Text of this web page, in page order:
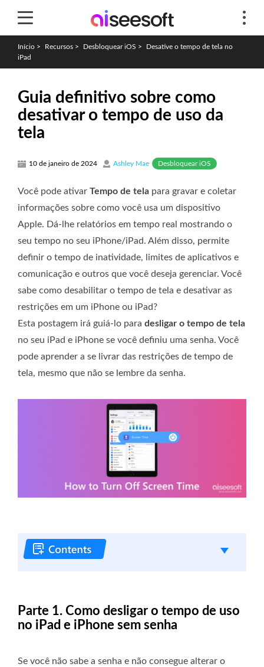
Início > Recursos > Desbloquear iOS >
Desative o tempo de tela no
iPad
Guia definitivo sobre como
desativar o tempo de uso da
tela
10 de janeiro de 2024 Ashley Mae Desbloquear iOS
Você pode ativar Tempo de tela para gravar e coletar
informações sobre como você usa um dispositivo
Apple. Dá-lhe relatórios em tempo real mostrando o
seu tempo no seu iPhone/iPad. Além disso, permite
definir o tempo de inatividade, limites de aplicativos e
comunicação e outros que você deseja gerenciar. Você
sabe como desabilitar o tempo de tela e desativar as
restrições em um iPhone ou iPad?
Esta postagem irá guiá-lo para desligar o tempo de tela
no seu iPad e iPhone se você definiu uma senha. Você
pode aprender a se livrar das restrições de tempo de
tela, mesmo que não se lembre da senha.
Parte 1. Como desligar o tempo de uso
no iPad e iPhone sem senha
Se você não sabe a senha e não consegue alterar o